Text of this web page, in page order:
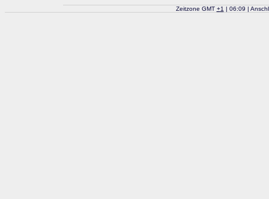
Zeitzone GMT +1 | 06:09 |